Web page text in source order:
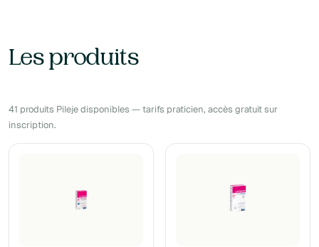
Les produits
41 produits Pileje disponibles — tarifs praticien, accès gratuit sur
inscription.